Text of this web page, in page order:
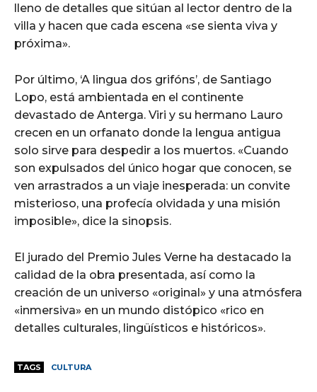
lleno de detalles que sitúan al lector dentro de la
villa y hacen que cada escena «se sienta viva y
próxima».
Por último, ‘A lingua dos grifóns’, de Santiago
Lopo, está ambientada en el continente
devastado de Anterga. Viri y su hermano Lauro
crecen en un orfanato donde la lengua antigua
solo sirve para despedir a los muertos. «Cuando
son expulsados del único hogar que conocen, se
ven arrastrados a un viaje inesperada: un convite
misterioso, una profecía olvidada y una misión
imposible», dice la sinopsis.
El jurado del Premio Jules Verne ha destacado la
calidad de la obra presentada, así como la
creación de un universo «original» y una atmósfera
«inmersiva» en un mundo distópico «rico en
detalles culturales, lingüísticos e históricos».
TAGS CULTURA